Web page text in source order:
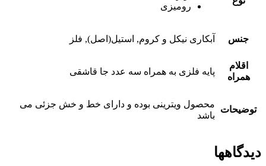
رومیزی
آبکاری نیکل و کروم, استیل(اصل), فلز
پایه فلزی به همراه سه عدد جا قاشقی
محصول ویترینی بوده و دارای خط و خش جزئی می
باشد